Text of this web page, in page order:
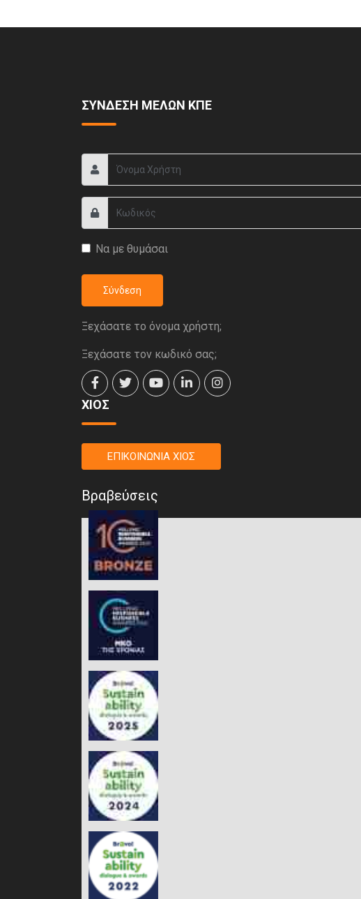
ΣΥΝΔΕΣΗ ΜΕΛΩΝ ΚΠΕ
Να με θυμάσαι
Σύνδεση
Ξεχάσατε το όνομα χρήστη;
Ξεχάσατε τον κωδικό σας;
ΧΙΟΣ
ΕΠΙΚΟΙΝΩΝΙΑ ΧΙΟΣ
Βραβεύσεις